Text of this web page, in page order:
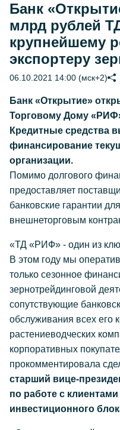
Банк
млрд рублей
крупнейшему
экспортеру
06.10.2021 14:00 (мск+2)
Банк «Открытие»
Торговому Дому
Кредитные средства
финансирование
организации.
Помимо долгового
предоставляет
банковские гарантии
внешнеторговым
«ТД «РИФ» - один из
В этом году мы
только сезонное
зернотрейдинговой
сопутствующие
обслуживания всех его
растениеводческих
корпоративных
прокомментировала
старший вице-
по работе с
инвестиционного